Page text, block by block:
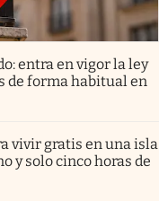
entra en vigor la ley
de forma habitual en
vivir gratis en una isla
y solo cinco horas de